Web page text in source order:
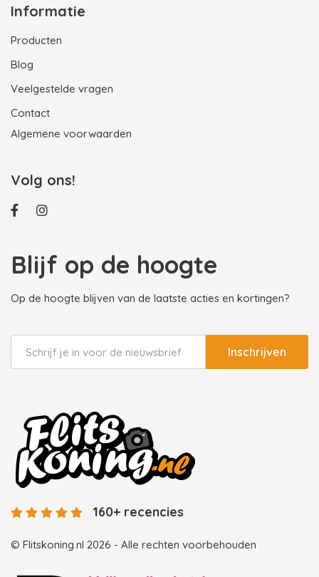
Informatie
Producten
Blog
Veelgestelde vragen
Contact
Algemene voorwaarden
Volg ons!
Blijf op de hoogte
Op de hoogte blijven van de laatste acties en kortingen?
Inschrijven
© Flitskoning.nl 2026 - Alle rechten voorbehouden
160+ recencies